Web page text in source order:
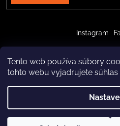
Tento web používa súbory
tohto webu vyjadrujete súhlas
Instagram
Copyright 2026crazypaws.eu
Upraviť